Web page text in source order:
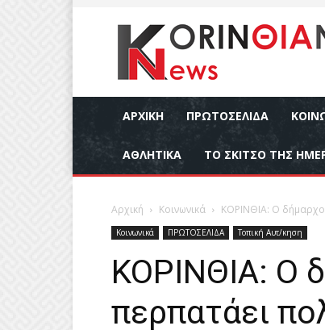
ΑΡΧΙΚΉ ΠΡΩΤΟΣΕΛΙΔΑ
ΑΘΛΗΤΙΚΆ ΤΟ ΣΚΙΤΣΟ ΤΗΣ
Αρχική Κοινωνικά ΚΟΡΙΝΘΙΑ: Ο
Κοινωνικά ΠΡΩΤΟΣΕΛΙΔΑ Τοπική Αυτ/κηση
ΚΟΡΙΝΘΙΑ: Ο
περπατάει